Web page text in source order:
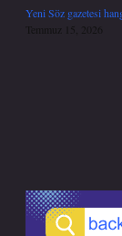
Yeni Söz gazetesi
Temmuz 15, 2026